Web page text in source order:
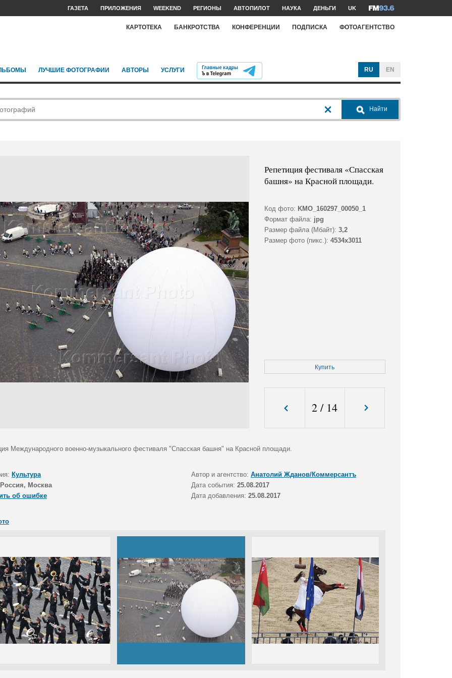
ГАЗЕТА ПРИЛОЖЕНИЯ WEEKEND РЕГИОНЫ АВТОПИЛОТ НАУКА ДЕНЬГИ UK
КАРТОТЕКА БАНКРОТСТВА КОНФЕРЕНЦИИ ПОДПИСКА ФОТОАГЕНТСТВО
ЛУЧШИЕ ФОТОГРАФИИ АВТОРЫ УСЛУГИ RU EN
Найти
Репетиция фестиваля «Спасская
башня» на Красной площади.
Код фото: KMO_160297_00050_1
Формат файла: jpg
Размер файла (Мбайт): 3,2
Размер фото (пикс.): 4534x3011
Купить
2 / 14
Международного военно-музыкального фестиваля "Спасская башня" на Красной площади.
Культура Автор и агентство: Анатолий Жданов/Коммерсантъ
Россия, Москва Дата события: 25.08.2017
об ошибке
Дата добавления: 25.08.2017